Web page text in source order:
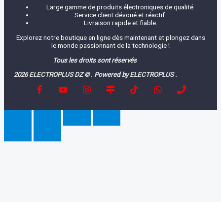
Large gamme de produits électroniques de qualité.
Service client dévoué et réactif.
Livraison rapide et fiable.
Explorez notre boutique en ligne dès maintenant et plongez dans
le monde passionnant de la technologie !
Tous les droits sont réservés
2026 ELECTROPLUS DZ © . Powered by ELECTROPLUS .